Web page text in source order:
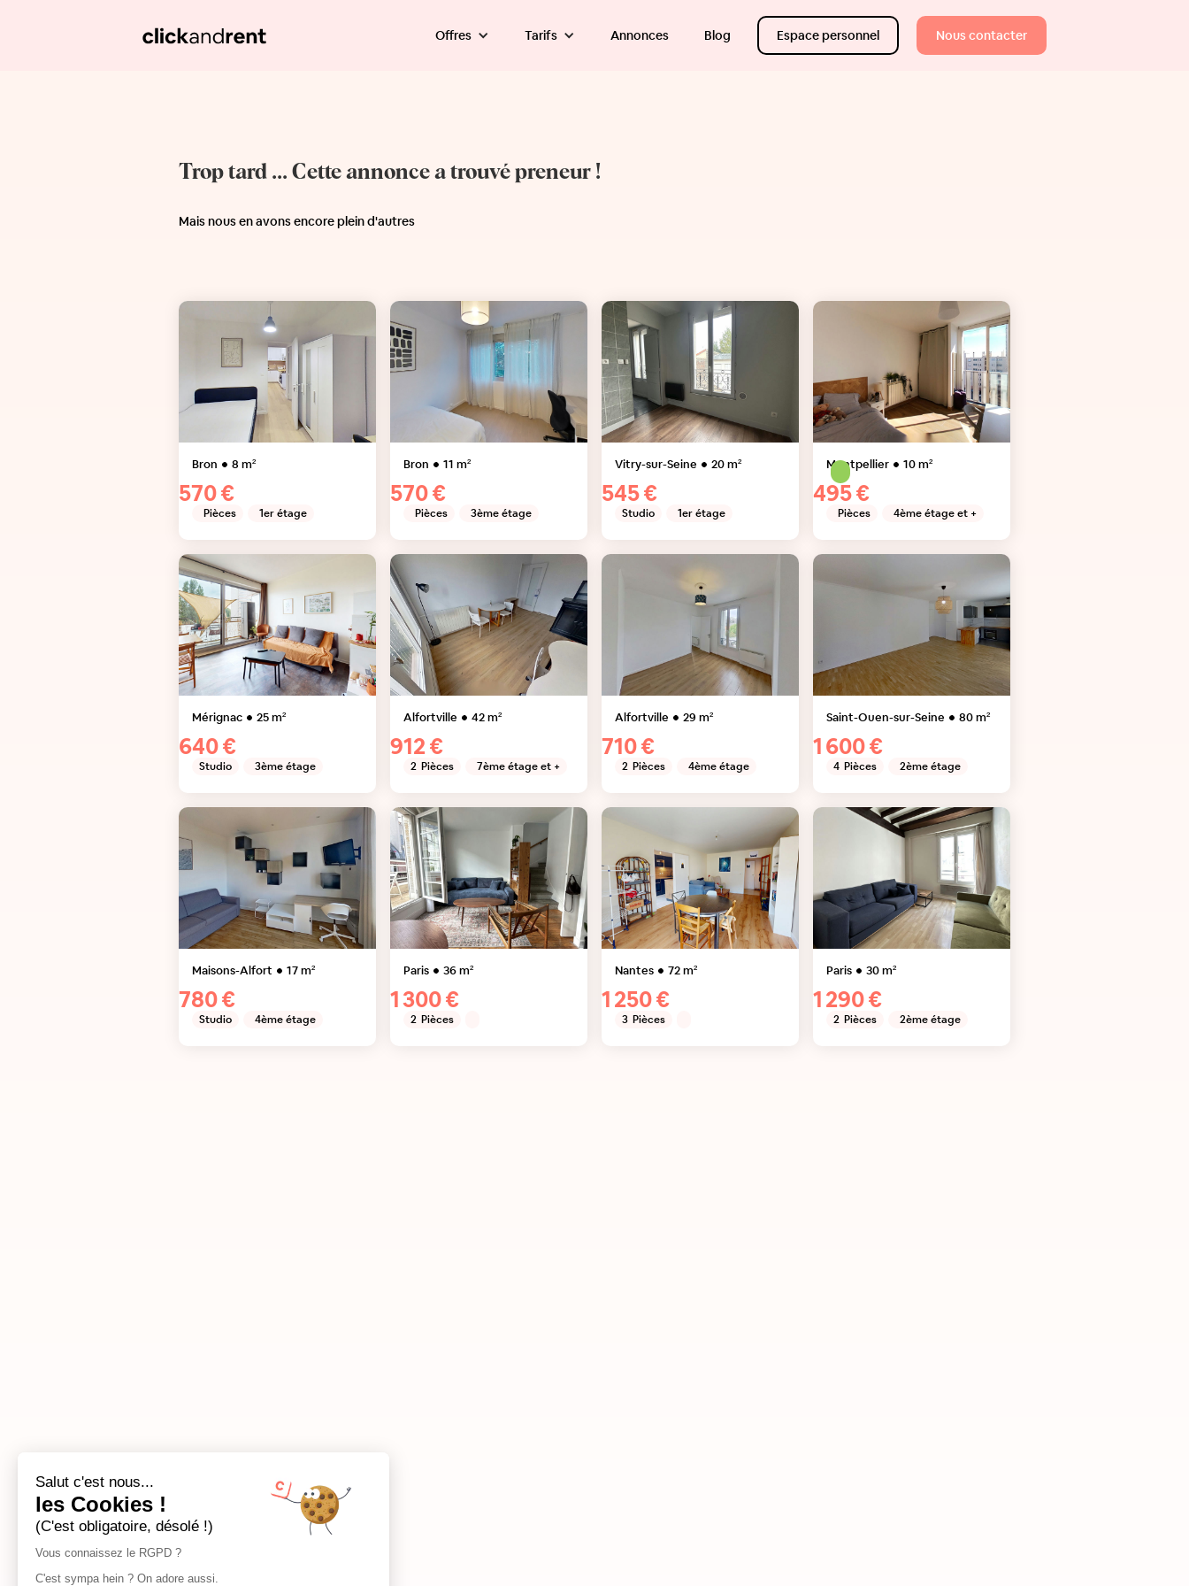
Offres Tarifs Annonces Blog Espace personnel Nous contacter
Trop tard ... Cette annonce a trouvé preneur !
Mais nous en avons encore plein d'autres
Bron 8 m²
570 €
Pièces 1er étage
Bron 11 m²
570 €
Pièces 3ème étage
Vitry-sur-Seine 20m²
545 €
Studio 1er étage
Montpellier 10m²
495 €
Pièces 4ème étage et +
Mérignac 25m²
640 €
Studio 3ème étage
Alfortville 42m²
912 €
2 Pièces 7ème étage et +
Alfortville 29 m²
710 €
2 Pièces 4ème étage
Saint-Ouen-sur-Seine 80m²
1 600 €
4 Pièces 2ème étage
Maisons-Alfort 17m²
780 €
Studio 4ème étage
Paris 36m²
1 300 €
2 Pièces
Nantes 72m²
1 250 €
3 Pièces
Paris 30m²
1 290 €
2 Pièces 2ème étage
Salut c'est nous...
les Cookies !
(C'est obligatoire, désolé !)
Vous connaissez le RGPD ?
C'est sympa hein ? On adore aussi.